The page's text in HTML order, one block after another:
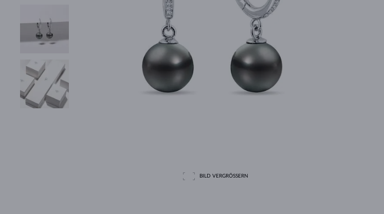
HALO-DESIGN
ORIGINELLE SETS
AMETHYSTE
EINZELOHRRINGE
GELBGOLD
ROSÉGOLD
EDELSTEINE
MAGNETISCHE HALSKETTEN
SÜSSWASSERPERLEN
LÜNETTENFASSUNG
ROSÉGOLD
GRAVIERBARER SCHMUCK
LETNÍ VRSTVENÍ
FÜR DIE MUTTER
BILD VERGRÖSSERN